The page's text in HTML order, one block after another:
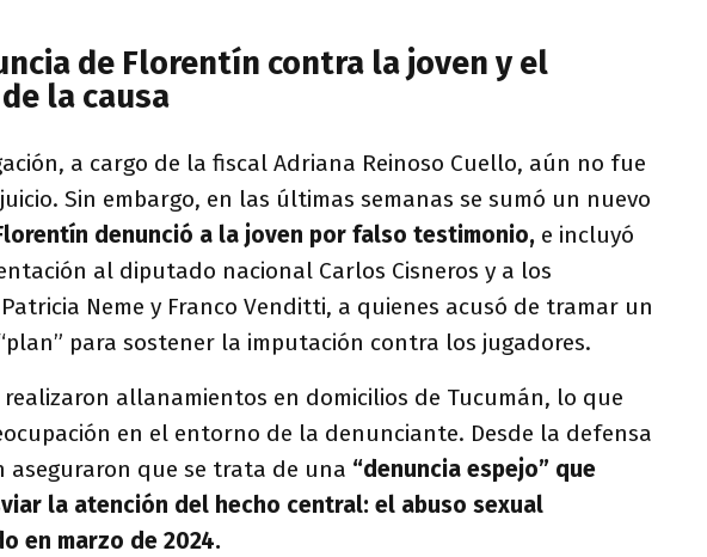
de Florentín contra la joven y el
la causa
a cargo de la fiscal Adriana Reinoso Cuello, aún no fue
Sin embargo, en las últimas semanas se sumó un nuevo
denunció a la joven por falso testimonio, e incluyó
al diputado nacional Carlos Cisneros y a los
Neme y Franco Venditti, a quienes acusó de tramar un
para sostener la imputación contra los jugadores.
realizaron allanamientos en domicilios de Tucumán, lo que
en el entorno de la denunciante. Desde la defensa
aseguraron que se trata de una “denuncia espejo” que
la atención del hecho central: el abuso sexual
en marzo de 2024.